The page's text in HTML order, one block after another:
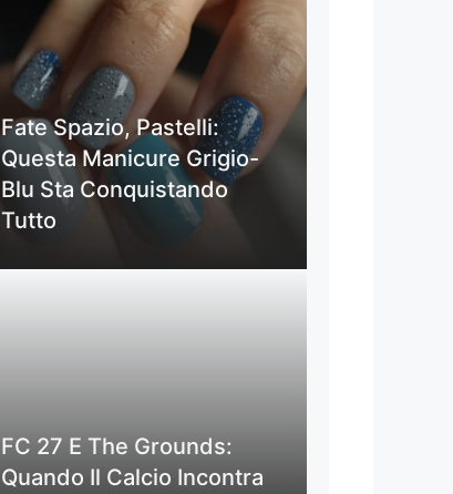
Fate Spazio, Pastelli:
Questa Manicure Grigio-
Blu Sta Conquistando
Tutto
FC 27 E The Grounds:
Quando Il Calcio Incontra